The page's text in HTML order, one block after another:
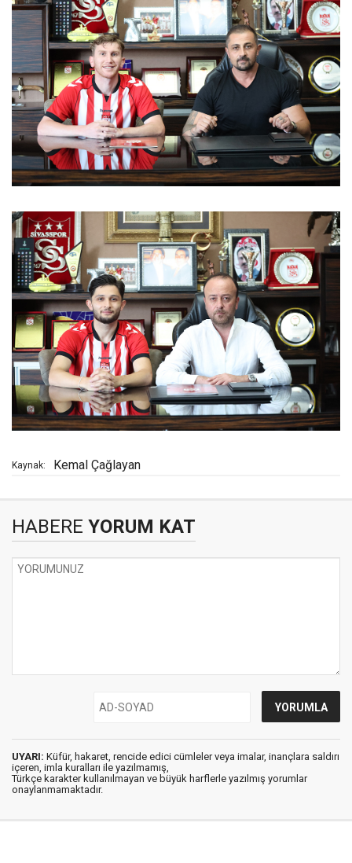
Kaynak: Kemal Çağlayan
HABERE YORUM KAT
UYARI: Küfür, hakaret, rencide edici cümleler veya imalar, inançlara saldırı
içeren, imla kuralları ile yazılmamış,
Türkçe karakter kullanılmayan ve büyük harflerle yazılmış yorumlar
onaylanmamaktadır.